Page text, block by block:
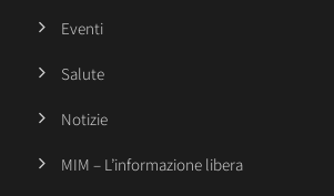
Eventi
Salute
Notizie
MIM – L’informazione libera